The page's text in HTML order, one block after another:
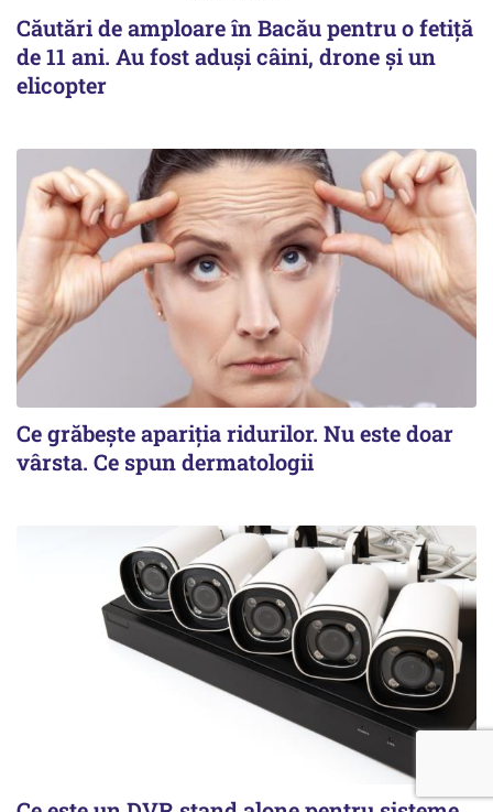
Căutări de amploare în Bacău pentru o fetiță
de 11 ani. Au fost aduși câini, drone și un
elicopter
Ce grăbește apariția ridurilor. Nu este doar
vârsta. Ce spun dermatologii